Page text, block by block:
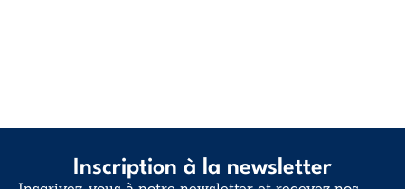
Inscription à la newsletter